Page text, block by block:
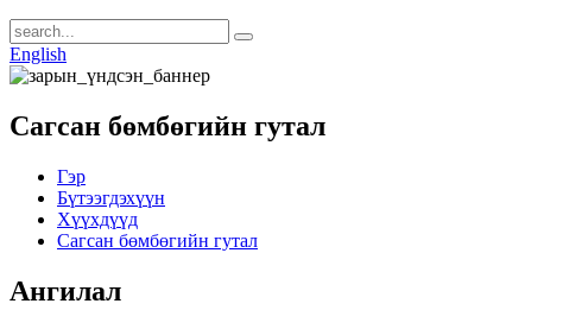
English
Сагсан бөмбөгийн гутал
Гэр
Бүтээгдэхүүн
Хүүхдүүд
Сагсан бөмбөгийн гутал
Ангилал